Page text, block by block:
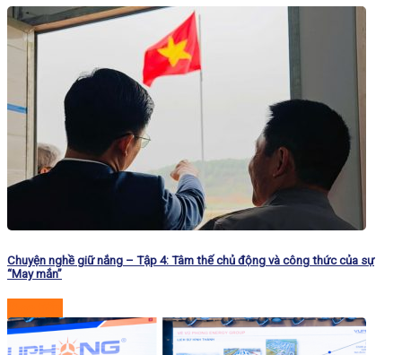
Chuyện nghề giữ nắng – Tập 4: Tâm thế chủ động và công thức của sự
“May mắn”